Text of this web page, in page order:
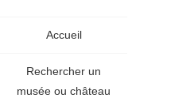
Accueil
Rechercher un
musée ou château